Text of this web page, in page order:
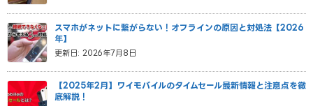
更新日: 2026年7月8日
スマホがネットに繋がらない！オフラインの原因と対処法【2026
年】
【2025年2月】ワイモバイルのタイムセール最新情報と注意点を徹
底解説！